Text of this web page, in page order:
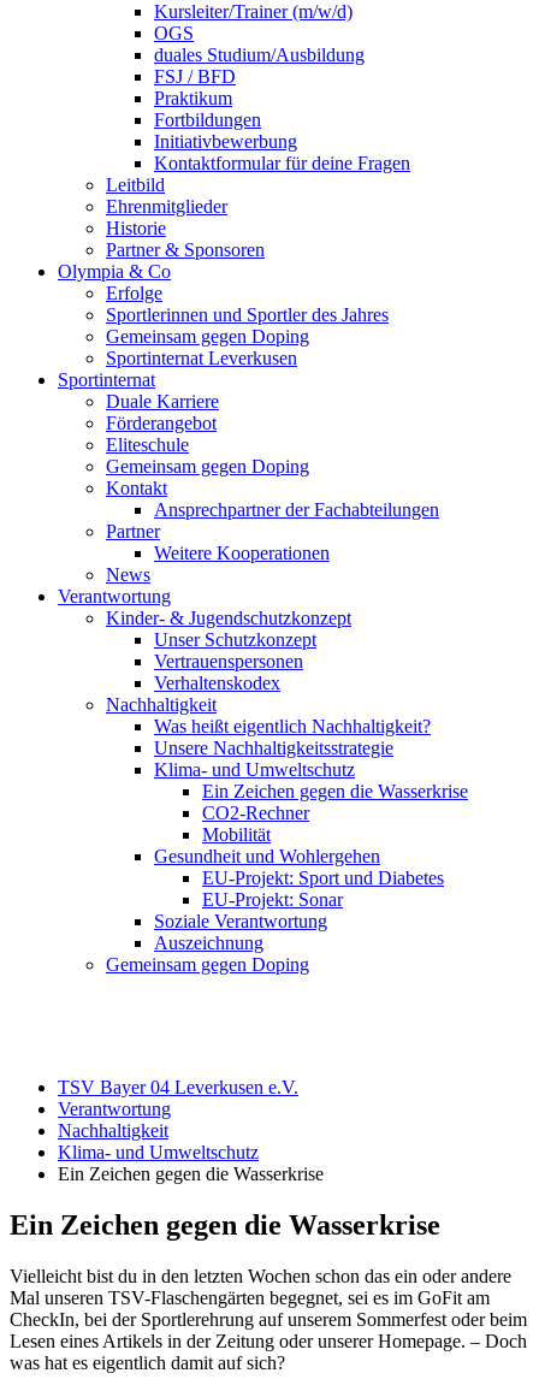
Kursleiter/Trainer (m/w/d)
OGS
duales Studium/Ausbildung
FSJ / BFD
Praktikum
Fortbildungen
Initiativbewerbung
Kontaktformular für deine Fragen
Leitbild
Ehrenmitglieder
Historie
Partner & Sponsoren
Olympia & Co
Erfolge
Sportlerinnen und Sportler des Jahres
Gemeinsam gegen Doping
Sportinternat Leverkusen
Sportinternat
Duale Karriere
Förderangebot
Eliteschule
Gemeinsam gegen Doping
Kontakt
Ansprechpartner der Fachabteilungen
Partner
Weitere Kooperationen
News
Verantwortung
Kinder- & Jugendschutzkonzept
Unser Schutzkonzept
Vertrauenspersonen
Verhaltenskodex
Nachhaltigkeit
Was heißt eigentlich Nachhaltigkeit?
Unsere Nachhaltigkeitsstrategie
Klima- und Umweltschutz
Ein Zeichen gegen die Wasserkrise
CO2-Rechner
Mobilität
Gesundheit und Wohlergehen
EU-Projekt: Sport und Diabetes
EU-Projekt: Sonar
Soziale Verantwortung
Auszeichnung
Gemeinsam gegen Doping
TSV Bayer 04 Leverkusen e.V.
Verantwortung
Nachhaltigkeit
Klima- und Umweltschutz
Ein Zeichen gegen die Wasserkrise
Ein Zeichen gegen die Wasserkrise
Vielleicht bist du in den letzten Wochen schon das ein oder andere
Mal unseren TSV-Flaschengärten begegnet, sei es im GoFit am
CheckIn, bei der Sportlerehrung auf unserem Sommerfest oder beim
Lesen eines Artikels in der Zeitung oder unserer Homepage. – Doch
was hat es eigentlich damit auf sich?